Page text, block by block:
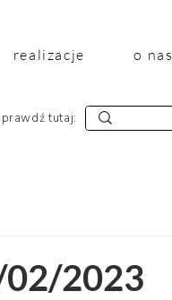
realizacje o nas
tutaj:
02/2023